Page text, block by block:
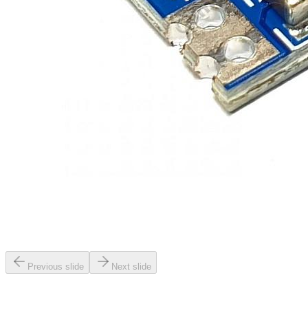
Previous slide Next slide